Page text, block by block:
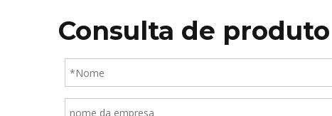
Consulta de produto